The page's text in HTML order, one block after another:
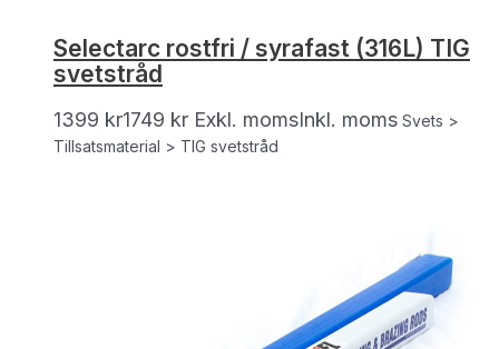
Selectarc rostfri / syrafast (316L) TIG
svetstråd
1399 kr1749 kr Exkl. momsInkl. moms Svets >
Tillsatsmaterial > TIG svetstråd